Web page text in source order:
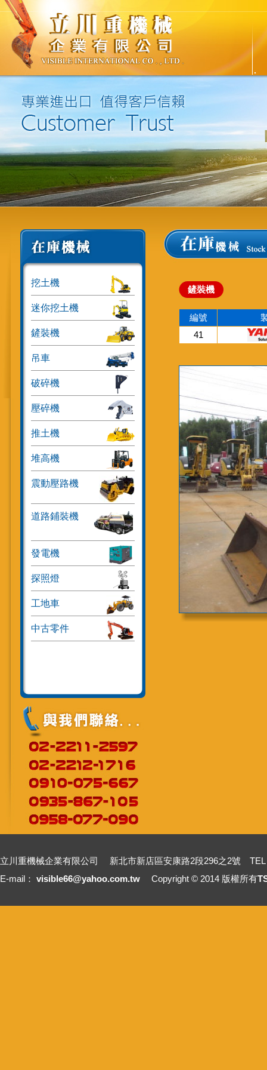
挖土機
迷你挖土機
鏟裝機
吊車
破碎機
壓碎機
推土機
堆高機
震動壓路機
道路鋪裝機
發電機
探照燈
工地車
中古零件
鏟裝機
編號
41
立川重機械企業有限公司 新北市新店區安康路2段296之2號 TEL
E-mail： visible66@yahoo.com.tw Copyright © 2014 版權所有